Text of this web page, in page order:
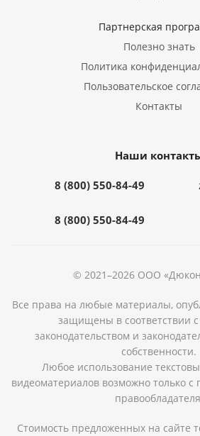
Партнерская
Полезно знать
Политика
Пользовательское
Контакты
Наши
8 (800) 550-84-49
8 (800) 550-84-49
© 2021–2026 ООО
Все права на любые материалы,
защищены в соответствии
законодательством и
собственности.
Любое использование
видеоматериалов возможно только с
Стоимость предложенных на сайте